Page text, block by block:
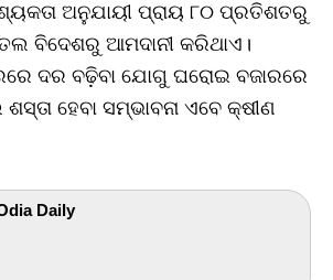
ଅନୁଯାୟୀ ପ୍ରାୟ ୮୦ ପ୍ରତିଶତରୁ
ବିଦେଶରୁ ଆମଦାନୀ କରିଥାଏ।
ଦର ବଢ଼ିବା ଯୋଗୁ ଘରୋଇ ବଜାରରେ
ହେବା ସମ୍ଭାବନା ଏବେ କ୍ଷୀଣ
Daily